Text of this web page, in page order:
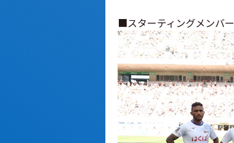
■スターティングメンバー